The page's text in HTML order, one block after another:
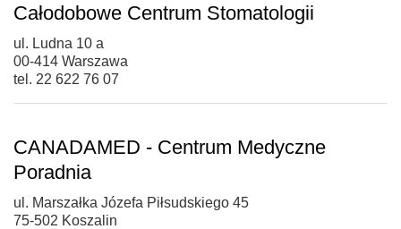
Całodobowe Centrum Stomatologii
ul. Ludna 10 a
00-414 Warszawa
tel. 22 622 76 07
CANADAMED - Centrum Medyczne
Poradnia
ul. Marszałka Józefa Piłsudskiego 45
75-502 Koszalin